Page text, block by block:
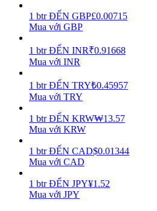
Làm cho tài sản của bạn tăng giá
Staking
Lợi nhuận cao và truy cập ngay
1 btr ĐẾN GBP£0.00715
Mua với GBP
1 btr ĐẾN INR₹0.91668
Mua với INR
1 btr ĐẾN TRY₺0.45957
Mua với TRY
1 btr ĐẾN KRW₩13.57
Mua với KRW
1 btr ĐẾN CAD$0.01344
Mua với CAD
1 btr ĐẾN JPY¥1.52
Mua với JPY